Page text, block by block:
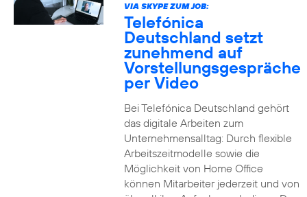
VIA SKYPE ZUM JOB:
Telefónica
Deutschland setzt
zunehmend auf
Vorstellungsgespräche
per Video
Bei Telefónica Deutschland gehört
das digitale Arbeiten zum
Unternehmensalltag: Durch flexible
Arbeitszeitmodelle sowie die
Möglichkeit von Home Office
können Mitarbeiter jederzeit und von